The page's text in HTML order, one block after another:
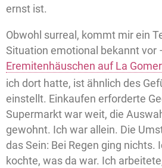
ernst ist.
Obwohl surreal, kommt mir ein
Situation emotional bekannt vor
Eremitenhäuschen auf La
ich dort hatte, ist ähnlich des
einstellt. Einkaufen erforderte
Supermarkt war weit, die
gewohnt. Ich war allein. Die
das Sein: Bei Regen ging nichts.
kochte, was da war. Ich